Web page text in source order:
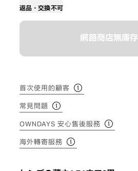
返品・交換不可
網路商店無庫存
首次使用的顧客
常見問題
OWNDAYS 安心售後服務
海外轉寄服務